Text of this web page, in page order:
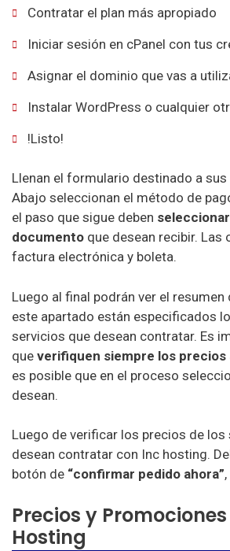
Contratar el plan más apropiado
Iniciar sesión en cPanel con tus
Asignar el dominio que vas a
Instalar WordPress o cualquier
!Listo!
Llenan el formulario destinado a
Abajo seleccionan el método de
el paso que sigue deben
documento que desean recibir. Las
factura electrónica y boleta.
Luego al final podrán ver el resumen
este apartado están especificados
servicios que desean contratar. Es
que verifiquen siempre los precios
es posible que en el proceso
desean.
Luego de verificar los precios de los
desean contratar con Inc hosting.
botón de “confirmar pedido ahora”
Precios y
Hosting